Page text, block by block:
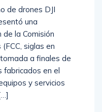
de drones DJI
una
la Comisión
siglas en
a finales de
fabricados en el
y servicios